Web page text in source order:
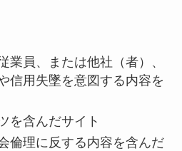
業員、または他社（者）、
信用失墜を意図する内容を
を含んだサイト
倫理に反する内容を含んだ